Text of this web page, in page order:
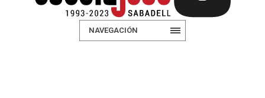
NAVEGACIÓN